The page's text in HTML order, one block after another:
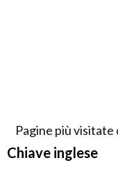
Pagine più
Chiave inglese